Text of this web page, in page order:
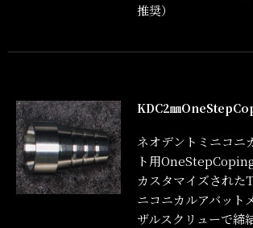
推奨）
KDC2㎜
ネオデントミニコニ
ト用
カスタマイズされた
ニコニカルアバット
ザルスクリューで締